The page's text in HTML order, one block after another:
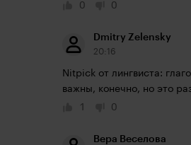
0
0
Dmitry Zelensky
20:16
Nitpick от лингвиста:
важны, конечно, но это
1
0
Вера Веселова